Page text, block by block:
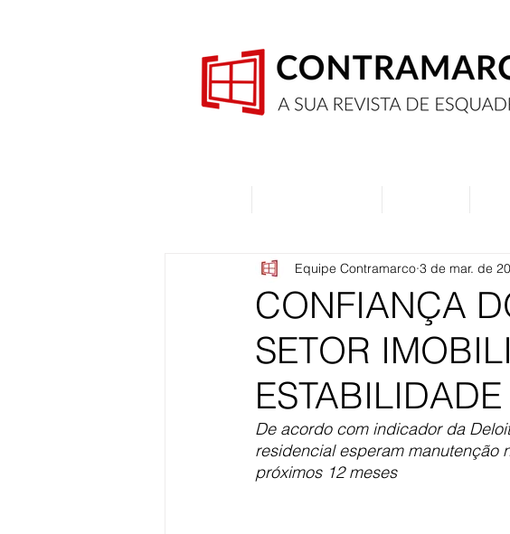
CONFIANÇA
SETOR
ESTABILIDADE
Equipe Contramarco 3 de mar. de
De acordo com indicador da
residencial esperam manutenção
próximos 12 meses